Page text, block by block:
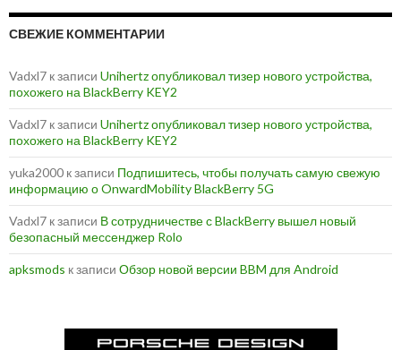
СВЕЖИЕ КОММЕНТАРИИ
Vadxl7 к записи Unihertz опубликовал тизер нового устройства,
похожего на BlackBerry KEY2
Vadxl7 к записи Unihertz опубликовал тизер нового устройства,
похожего на BlackBerry KEY2
yuka2000 к записи Подпишитесь, чтобы получать самую свежую
информацию о OnwardMobility BlackBerry 5G
Vadxl7 к записи В сотрудничестве с BlackBerry вышел новый
безопасный мессенджер Rolo
apksmods к записи Обзор новой версии BBM для Android